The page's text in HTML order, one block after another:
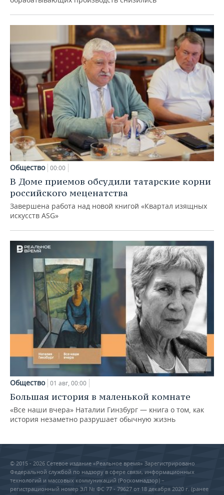
Общество 00:00
В Доме приемов обсудили татарские корни
российского меценатства
Завершена работа над новой книгой «Квартал изящных
искусств ASG»
Общество 01 авг, 00:00
Большая история в маленькой комнате
«Все наши вчера» Наталии Гинзбург — книга о том, как
история незаметно разрушает обычную жизнь
© 2015 - 2026 Сетевое издание «Реальное время» Зарегистрировано
Федеральной службой по надзору в сфере связи, информационных
технологий и массовых коммуникаций (Роскомнадзор) –
регистрационный номер ЭЛ № ФС 77 - 79627 от 18 декабря 2020 г. (ранее